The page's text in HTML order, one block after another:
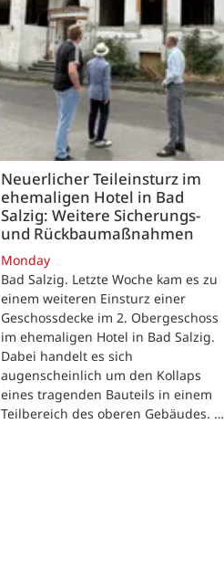
Neuerlicher Teileinsturz im
ehemaligen Hotel in Bad
Salzig: Weitere Sicherungs-
und Rückbaumaßnahmen
Monday
Bad Salzig. Letzte Woche kam es zu
einem weiteren Einsturz einer
Geschossdecke im 2. Obergeschoss
im ehemaligen Hotel in Bad Salzig.
Dabei handelt es sich
augenscheinlich um den Kollaps
eines tragenden Bauteils in einem
Teilbereich des oberen Gebäudes. …